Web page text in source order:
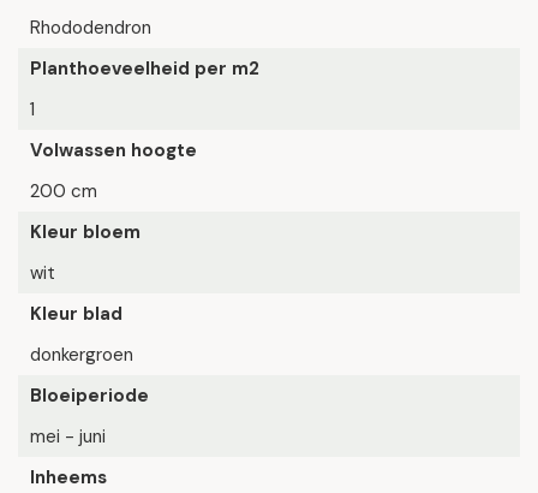
Rhododendron
Planthoeveelheid per m2
1
Volwassen hoogte
200 cm
Kleur bloem
wit
Kleur blad
donkergroen
Bloeiperiode
mei - juni
Inheems